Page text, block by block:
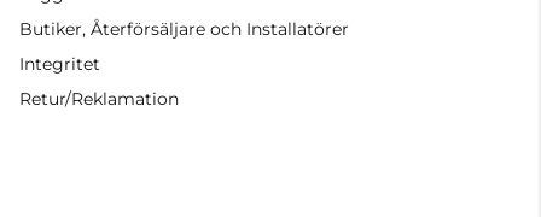
Butiker, Återförsäljare och Installatörer
Integritet
Retur/Reklamation